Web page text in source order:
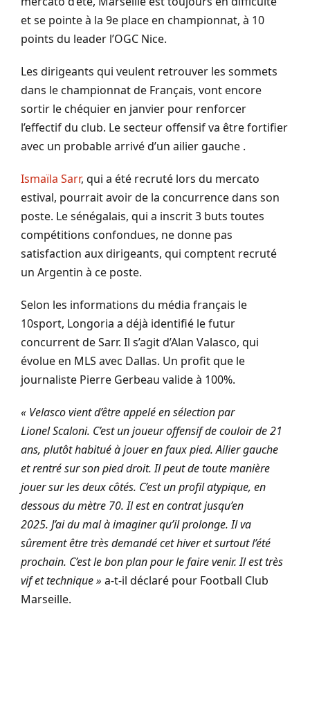
et se pointe à la 9e place en championnat, à 10
points du leader l’OGC Nice.
Les dirigeants qui veulent retrouver les sommets
dans le championnat de Français, vont encore
sortir le chéquier en janvier pour renforcer
l’effectif du club. Le secteur offensif va être fortifier
avec un probable arrivé d’un ailier gauche .
Ismaïla Sarr, qui a été recruté lors du mercato
estival, pourrait avoir de la concurrence dans son
poste. Le sénégalais, qui a inscrit 3 buts toutes
compétitions confondues, ne donne pas
satisfaction aux dirigeants, qui comptent recruté
un Argentin à ce poste.
Selon les informations du média français le
10sport, Longoria a déjà identifié le futur
concurrent de Sarr. Il s’agit d’Alan Valasco, qui
évolue en MLS avec Dallas. Un profit que le
journaliste Pierre Gerbeau valide à 100%.
« Velasco vient d’être appelé en sélection par
Lionel Scaloni. C’est un joueur offensif de couloir de 21
ans, plutôt habitué à jouer en faux pied. Ailier gauche
et rentré sur son pied droit. Il peut de toute manière
jouer sur les deux côtés. C’est un profil atypique, en
dessous du mètre 70. Il est en contrat jusqu’en
2025. J’ai du mal à imaginer qu’il prolonge. Il va
sûrement être très demandé cet hiver et surtout l’été
prochain. C’est le bon plan pour le faire venir. Il est très
vif et technique » a-t-il déclaré pour Football Club
Marseille.